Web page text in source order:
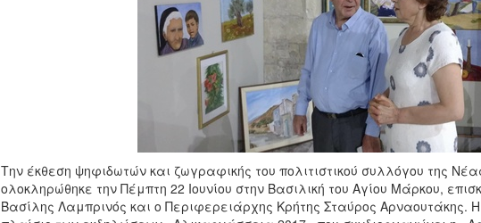
Την έκθεση ψηφιδωτών και ζωγραφικής του πολιτιστικού συλλόγου της
ολοκληρώθηκε την Πέμπτη 22 Ιουνίου στην Βασιλική του Αγίου Μάρκου,
Βασίλης Λαμπρινός και ο Περιφερειάρχης Κρήτης Σταύρος Αρναουτάκης.